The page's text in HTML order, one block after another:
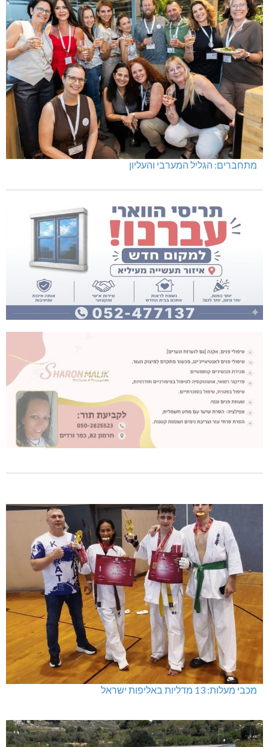
מתחברים: הגליל המערבי והעליון
מכבי מעלות: 13 מדליות באליפות ישראל